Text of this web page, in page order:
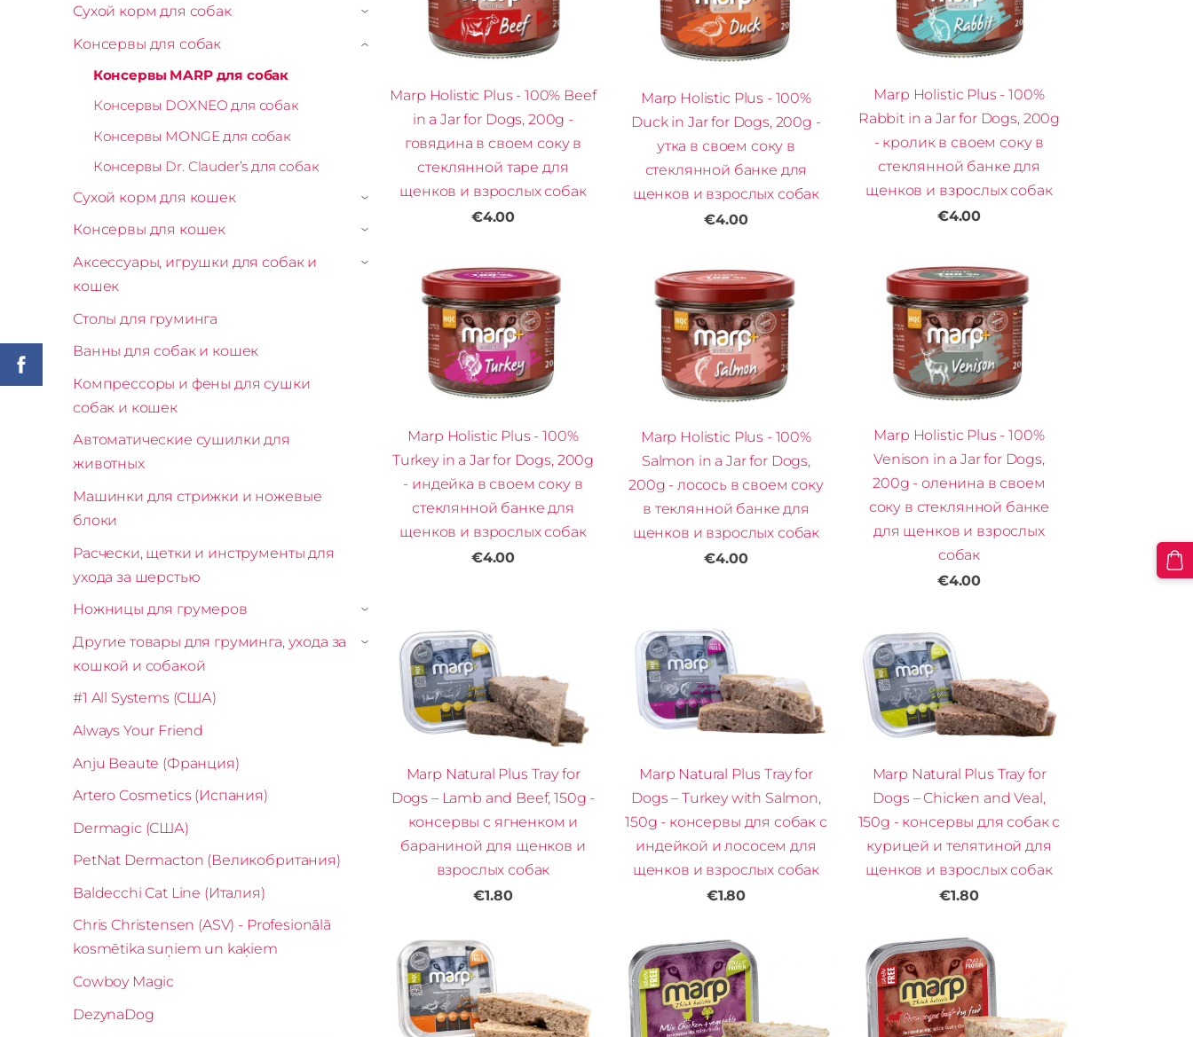
Сухой корм для собак ›
Kонсервы для собак
Консервы MARP для собак
Консервы DOXNEO для собак
Консервы MONGE для собак
Консервы Dr. Clauder’s для собак
›
Сухой корм для кошек ›
Консервы для кошек ›
Аксессуары, игрушки для собак и
кошек
›
Столы для груминга
Ванны для собак и кошек
Компрессоры и фены для сушки
собак и кошек
Автоматические сушилки для
животных
Машинки для стрижки и ножевые
блоки
Расчески, щетки и инструменты для
ухода за шерстью
Ножницы для грумеров
›
Другие товары для груминга, ухода за
кошкой и собакой
›
#1 All Systems (США)
Always Your Friend
Anju Beaute (Франция)
Artero Cosmetics (Испания)
Dermagic (США)
PetNat Dermacton (Великобритания)
Baldecchi Cat Line (Италия)
Chris Christensen (ASV) - Profesionālā
kosmētika suņiem un kaķiem
Cowboy Magic
DezynaDog
Marp Holistic Plus - 100% Beef
in a Jar for Dogs, 200g -
говядина в своем соку в
стеклянной таре для
щенков и взрослых собак
€4.00
Marp Holistic Plus - 100%
Duck in Jar for Dogs, 200g -
утка в своем соку в
стеклянной банке для
щенков и взрослых собак
€4.00
Marp Holistic Plus - 100%
Rabbit in a Jar for Dogs, 200g
- кролик в своем соку в
стеклянной банке для
щенков и взрослых собак
€4.00
Marp Holistic Plus - 100%
Turkey in a Jar for Dogs, 200g
- индейка в своем соку в
стеклянной банке для
щенков и взрослых собак
€4.00
Marp Holistic Plus - 100%
Salmon in a Jar for Dogs,
200g - лосось в своем соку
в теклянной банке для
щенков и взрослых собак
€4.00
Marp Holistic Plus - 100%
Venison in a Jar for Dogs,
200g - оленина в своем
соку в стеклянной банке
для щенков и взрослых
собак
€4.00
Marp Natural Plus Tray for
Dogs – Lamb and Beef, 150g -
консервы с ягненком и
бараниной для щенков и
взрослых собак
€1.80
Marp Natural Plus Tray for
Dogs – Turkey with Salmon,
150g - консервы для собак с
индейкой и лососем для
щенков и взрослых собак
€1.80
Marp Natural Plus Tray for
Dogs – Chicken and Veal,
150g - консервы для собак с
курицей и телятиной для
щенков и взрослых собак
€1.80